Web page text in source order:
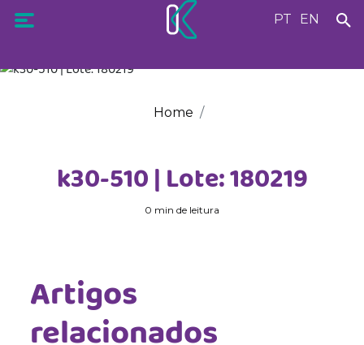
PT EN
Home
k30-510 | Lote: 180219
0 min de leitura
Artigos
relacionados